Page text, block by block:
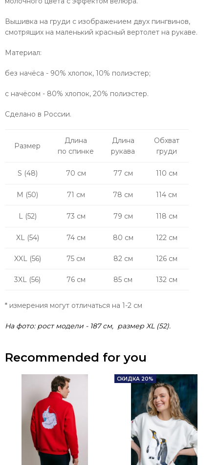
Вышивка на груди с изображением двух пингвинов,
смотрящих на маленький красный вертолет на рукаве.
Материал:
без начёса - 90% хлопок, 10% полиэстер;
с начёсом - 80% хлопок, 20% полиэстер.
Сделано в России.
Размер
Длина
по спинке
Длина
рукава
Обхват
груди
S (48) 70 см 77 см 110 см
M (50) 71 см 78 см 114 см
L (52) 73 см 79 см 118 см
XL (54) 74 см 80 см 122 см
XXL (56) 75 см 82 см 126 см
3XL (56) 76 см 85 см 132 см
* измерения могут отличаться на 1-2 см
На фото: рост модели - 187 см, размер XL (52).
Recommended for you
СКИДКА 20%